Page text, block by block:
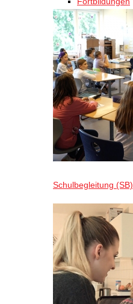
Schulbegleitung (SB)